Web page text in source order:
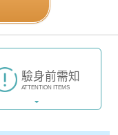
驗身前需知
ATTENTION ITEMS